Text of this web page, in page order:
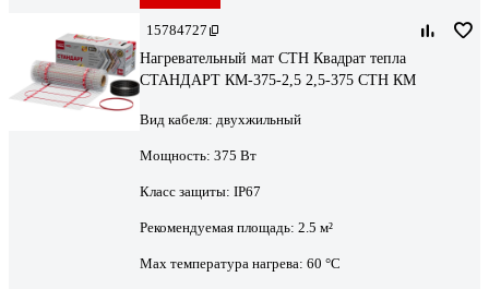
15784727
Нагревательный мат СТН Квадрат тепла
СТАНДАРТ КМ-375-2,5 2,5-375 СТН КМ
Вид кабеля: двухжильный
Мощность: 375 Вт
Класс защиты: IP67
Рекомендуемая площадь: 2.5 м²
Max температура нагрева: 60 °С